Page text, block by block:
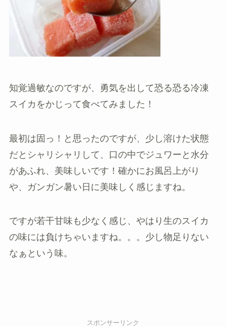
知覚過敏なのですが、勇気を出して恐る恐る冷凍
スイカをかじって食べてみました！
最初は固っ！と思ったのですが、少し溶けた状態
だとシャリシャリして、口の中でジュワーと水分
があふれ、美味しいです！確かにお風呂上がり
や、ガンガン暑い日に美味しく感じますね。
ですが若干甘味も少なく感じ、やはり生のスイカ
の味には負けちゃいますね。。。少し物足りない
なぁという味。
スポンサーリンク